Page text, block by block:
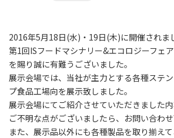
2016年5月18日(水)・19日(木)に開催されま
第1回ISフードマシナリー&エコロジーフェ
を賜り誠に有難うございました。
展示会場では、当社が主力とする各種ステ
プ食品工場向を展示致しました。
展示会場にてご紹介させていただきました
ご不明な点がございましたら、お問い合わせ
また、展示品以外にも各種製品を取り揃え